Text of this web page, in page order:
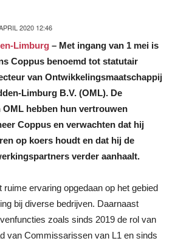
2020 12:46
Limburg– Met ingang van 1 mei is
Coppus benoemd tot statutair
van Ontwikkelings­maatschappij
Limburg B.V. (OML). De
OML hebben hun vertrouwen
Coppus en verwachten dat hij
op koers houdt en dat hij de
verder aanhaalt.
ruime ervaring opgedaan op het gebied
bij diverse bedrijven. Daarnaast
zoals sinds 2019 de rol van
van Commissarissen van L1 en sinds